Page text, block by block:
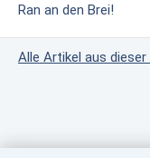
Ran an den Brei!
Alle Artikel aus dieser